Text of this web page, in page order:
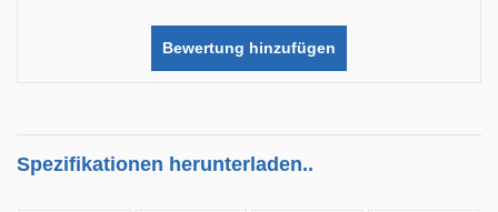
Bewertung hinzufügen
Spezifikationen herunterladen..